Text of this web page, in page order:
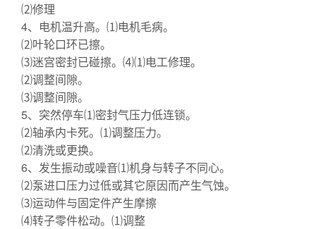
⑵修理
4、电机温升高。⑴电机毛病。
⑵叶轮口环已擦。
⑶迷宫密封已碰擦。⑷⑴电工修理。
⑵调整间隙。
⑶调整间隙。
5、突然停车⑴密封气压力低连锁。
⑵轴承内卡死。⑴调整压力。
⑵清洗或更换。
6、发生振动或噪音⑴机身与转子不同心。
⑵泵进口压力过低或其它原因而产生气蚀。
⑶运动件与固定件产生摩擦
⑷转子零件松动。⑴调整